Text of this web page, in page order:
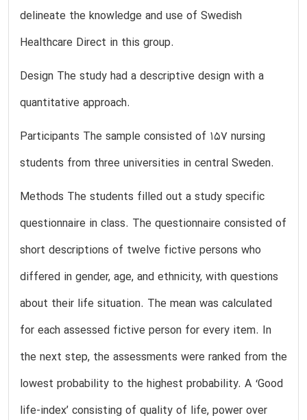
delineate the knowledge and use of Swedish
Healthcare Direct in this group.
Design The study had a descriptive design with a
quantitative approach.
Participants The sample consisted of 157 nursing
students from three universities in central Sweden.
Methods The students filled out a study specific
questionnaire in class. The questionnaire consisted of
short descriptions of twelve fictive persons who
differed in gender, age, and ethnicity, with questions
about their life situation. The mean was calculated
for each assessed fictive person for every item. In
the next step, the assessments were ranked from the
lowest probability to the highest probability. A ‘Good
life-index’ consisting of quality of life, power over